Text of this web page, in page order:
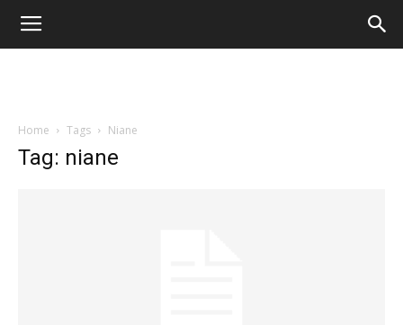
Home Tags Niane
Tag: niane